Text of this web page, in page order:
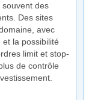
des
Des sites
avec
la possibilité
limit et stop-
de contrôle